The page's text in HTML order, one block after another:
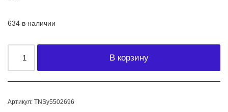
634 в наличии
В корзину
Артикул: TNSy5502696